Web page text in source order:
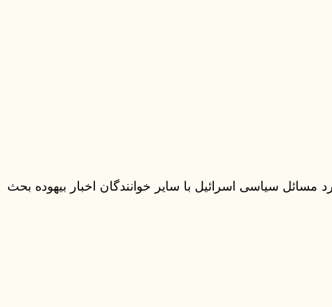
سیاسی اسرائیل با سایر خوانندگان اخبار بیهوده بحث